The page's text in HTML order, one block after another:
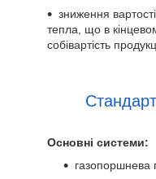
зниження
тепла, що в
собівартість
Основні системи:
газопоршнева